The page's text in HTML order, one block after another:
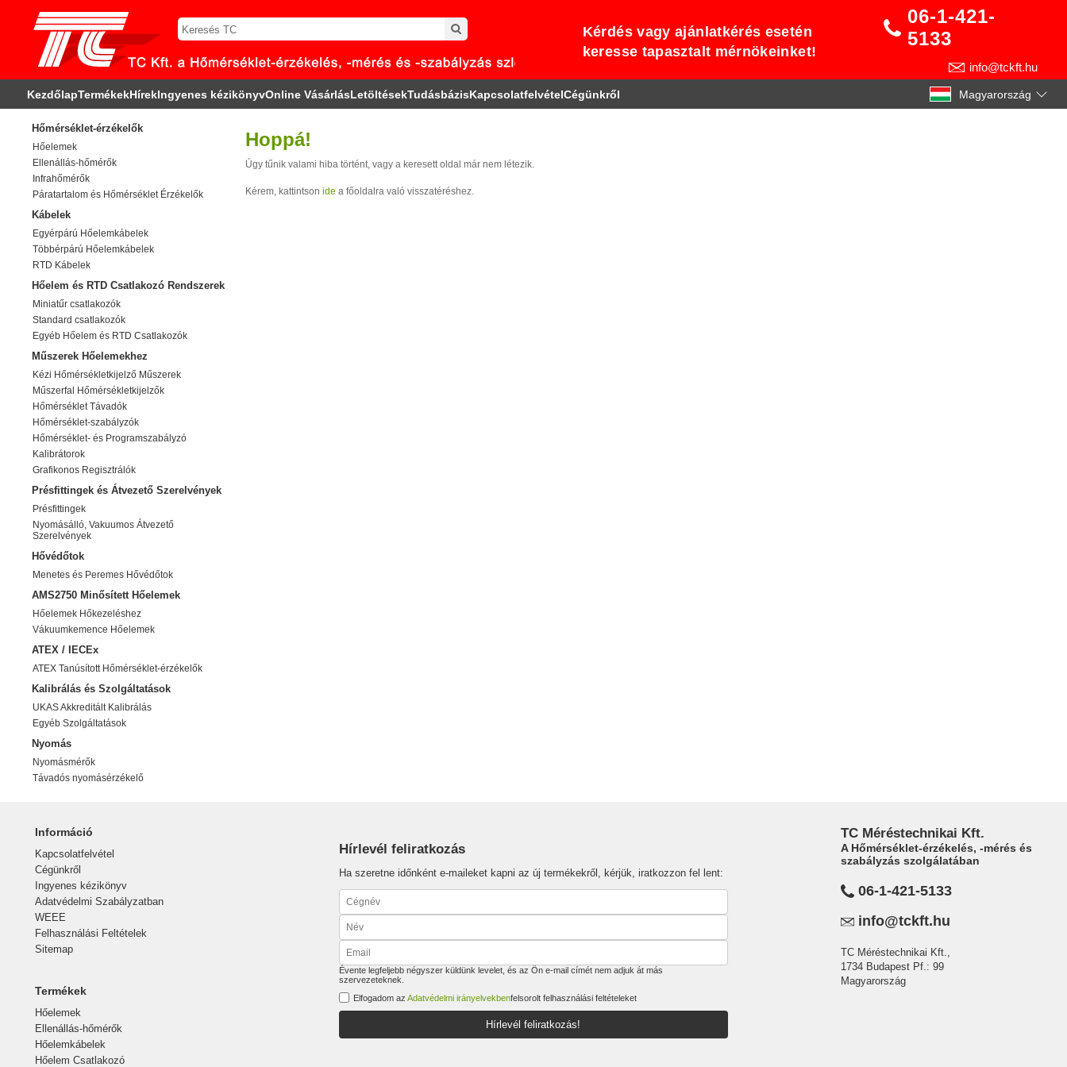
Kérdés vagy ajánlatkérés esetén
keresse tapasztalt mérnökeinket!
06-1-421-
5133
info@tckft.hu
KezdőlapTermékekHírekIngyenes kézikönyvOnline VásárlásLetöltésekTudásbázisKapcsolatfelvételCégünkről Magyarország
Hőmérséklet-érzékelők
Hőelemek
Ellenállás-hőmérők
Infrahőmérők
Páratartalom és Hőmérséklet Érzékelők
Kábelek
Egyérpárú Hőelemkábelek
Többérpárú Hőelemkábelek
RTD Kábelek
Hőelem és RTD Csatlakozó Rendszerek
Miniatűr csatlakozók
Standard csatlakozók
Egyéb Hőelem és RTD Csatlakozók
Műszerek Hőelemekhez
Kézi Hőmérsékletkijelző Műszerek
Műszerfal Hőmérsékletkijelzők
Hőmérséklet Távadók
Hőmérséklet-szabályzók
Hőmérséklet- és Programszabályzó
Kalibrátorok
Grafikonos Regisztrálók
Présfittingek és Átvezető Szerelvények
Présfittingek
Nyomásálló, Vakuumos Átvezető
Szerelvények
Hővédőtok
Menetes és Peremes Hővédőtok
AMS2750 Minősített Hőelemek
Hőelemek Hőkezeléshez
Vákuumkemence Hőelemek
ATEX / IECEx
ATEX Tanúsított Hőmérséklet-érzékelők
Kalibrálás és Szolgáltatások
UKAS Akkreditált Kalibrálás
Egyéb Szolgáltatások
Nyomás
Nyomásmérők
Távadós nyomásérzékelő
Hoppá!
Úgy tűnik valami hiba történt, vagy a keresett oldal már nem létezik.
Kérem, kattintson ide a főoldalra való visszatéréshez.
Információ
Kapcsolatfelvétel
Cégünkről
Ingyenes kézikönyv
Adatvédelmi Szabályzatban
WEEE
Felhasználási Feltételek
Sitemap
Termékek
Hőelemek
Ellenállás-hőmérők
Hőelemkábelek
Hőelem Csatlakozó
Hírlevél feliratkozás
Ha szeretne időnként e-maileket kapni az új termékekről, kérjük, iratkozzon fel lent:
Évente legfeljebb négyszer küldünk levelet, és az Ön e-mail címét nem adjuk át más
szervezeteknek.
Elfogadom az Adatvédelmi irányelvekbenfelsorolt felhasználási feltételeket
Hírlevél feliratkozás!
TC Méréstechnikai Kft.
A Hőmérséklet-érzékelés, -mérés és
szabályzás szolgálatában
06-1-421-5133
info@tckft.hu
TC Méréstechnikai Kft.,
1734 Budapest Pf.: 99
Magyarország